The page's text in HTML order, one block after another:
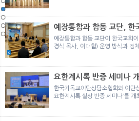
노르웨이 재판이 남긴 흔적
정통의 가면을 쓴 박옥수 구원파 협
일본 통일교, 해산명령 이후 본격적
여호와의 증인 2세와 학교생활
「현대종교」, 주님의교회 민사소송에
노르웨이 재판이 남긴 흔적
정통의 가면을 쓴 박옥수 구원파 협
예장통합과 합동 교단, 한
회 탈퇴
예장통합과 합동 교단이 한국교회
경식 목사, 이대협) 운영 방식과 정
요한계시록 반증 세미나
한국기독교이단상담소협회와 이단
요한계시록 실상 반증 세미나'를 개